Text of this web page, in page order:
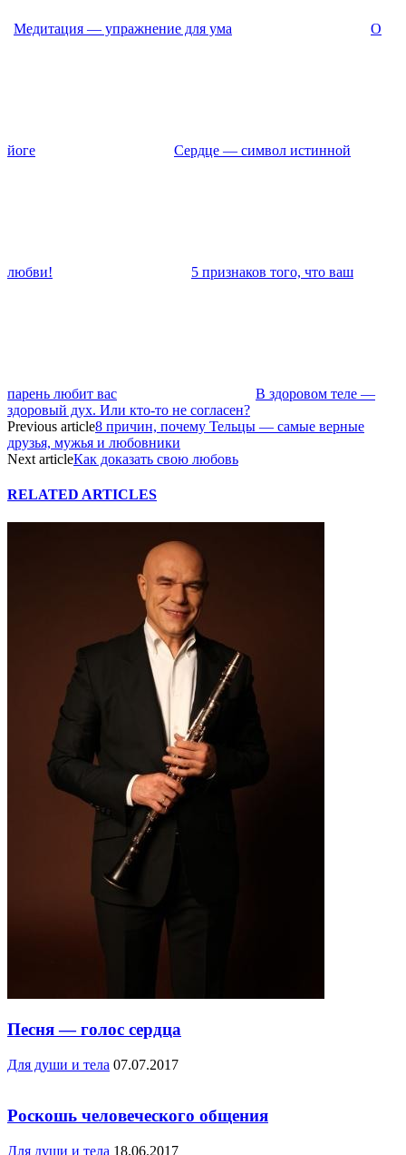
Медитация — упражнение для ума О
йоге Сердце — символ истинной
любви! 5 признаков того, что ваш
парень любит вас
В здоровом теле —
здоровый дух. Или кто-то не согласен?
Previous article8 причин, почему Тельцы — самые верные
друзья, мужья и любовники
Next articleКак доказать свою любовь
RELATED ARTICLES
Песня — голос сердца
Для души и тела 07.07.2017
Роскошь человеческого общения
Для души и тела 18.06.2017